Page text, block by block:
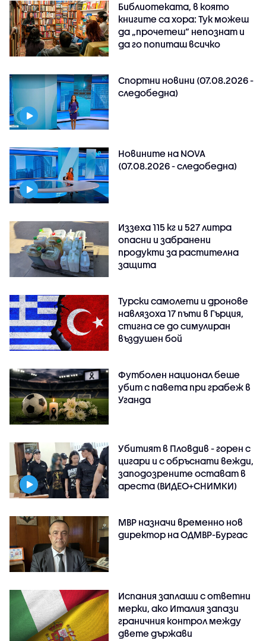
Библиотеката, в която
книгите са хора: Тук можеш
да „прочетеш“ непознат и
да го попиташ всичко
Спортни новини (07.08.2026 -
следобедна)
Новините на NOVA
(07.08.2026 - следобедна)
Иззеха 115 кг и 527 литра
опасни и забранени
продукти за растителна
защита
Турски самолети и дронове
навлязоха 17 пъти в Гърция,
стигна се до симулиран
въздушен бой
Футболен национал беше
убит с павета при грабеж в
Уганда
Убитият в Пловдив - горен с
цигари и с обръснати вежди,
заподозрените остават в
ареста (ВИДЕО+СНИМКИ)
МВР назначи временно нов
директор на ОДМВР-Бургас
Испания заплаши с ответни
мерки, ако Италия запази
граничния контрол между
двете държави